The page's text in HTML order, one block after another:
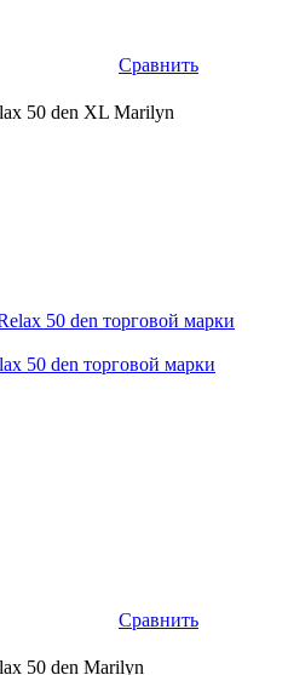
Сравнить
50 den XL Marilyn
50 den торговой марки
Сравнить
50 den Marilyn